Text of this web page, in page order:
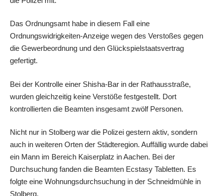
Das Ordnungsamt habe in diesem Fall eine
Ordnungswidrigkeiten-Anzeige wegen des Verstoßes gegen
die Gewerbeordnung und den Glückspielstaatsvertrag
gefertigt.
Bei der Kontrolle einer Shisha-Bar in der Rathausstraße,
wurden gleichzeitig keine Verstöße festgestellt. Dort
kontrollierten die Beamten insgesamt zwölf Personen.
Nicht nur in Stolberg war die Polizei gestern aktiv, sondern
auch in weiteren Orten der Städteregion. Auffällig wurde dabei
ein Mann im Bereich Kaiserplatz in Aachen. Bei der
Durchsuchung fanden die Beamten Ecstasy Tabletten. Es
folgte eine Wohnungsdurchsuchung in der Schneidmühle in
Stolberg.